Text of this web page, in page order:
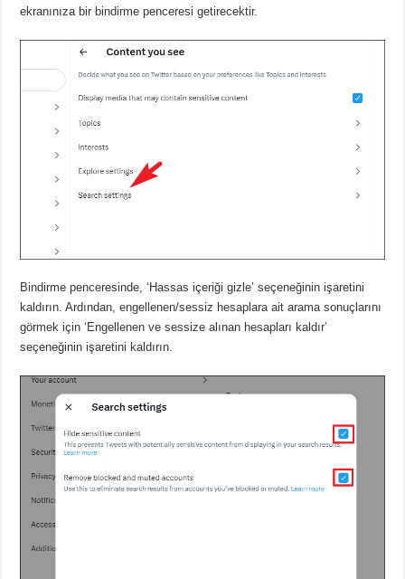
ekranınıza bir bindirme penceresi getirecektir.
Bindirme penceresinde, ‘Hassas içeriği gizle’ seçeneğinin işaretini
kaldırın.Ardından, engellenen/sessiz hesaplara ait arama sonuçlarını
görmek için ‘Engellenen ve sessize alınan hesapları kaldır’
seçeneğinin işaretini kaldırın.